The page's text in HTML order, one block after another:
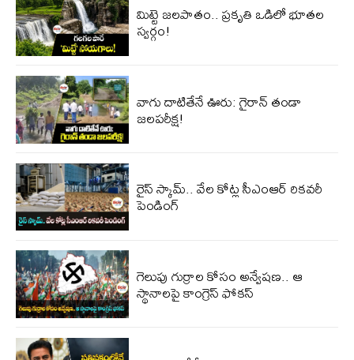
మిట్టె జలపాతం.. ప్రకృతి ఒడిలో భూతల
స్వర్గం!
వాగు దాటితేనే ఊరు: గైరాన్ తండా
జలపరీక్ష!
రైస్ స్కామ్.. వేల కోట్ల‌ సీఎంఆర్ రికవరీ
పెండింగ్
గెలుపు గుర్రాల కోసం అన్వేషణ.. ఆ
స్థానాలపై కాంగ్రెస్ ఫోకస్